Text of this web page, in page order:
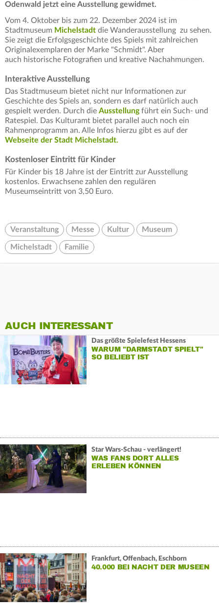
Odenwald jetzt eine Ausstellung gewidmet.
Vom 4. Oktober bis zum 22. Dezember 2024 ist im
Stadtmuseum Michelstadt die Wanderausstellung zu sehen.
Sie zeigt die Erfolgsgeschichte des Spiels mit zahlreichen
Originalexemplaren der Marke "Schmidt". Aber
auch historische Fotografien und kreative Nachahmungen.
Interaktive Ausstellung
Das Stadtmuseum bietet nicht nur Informationen zur
Geschichte des Spiels an, sondern es darf natürlich auch
gespielt werden. Durch die Ausstellungführt ein Such- und
Ratespiel. Das Kulturamt bietet parallel auch noch ein
Rahmenprogramm an. Alle Infos hierzu gibt es auf der
Webseite der Stadt Michelstadt.
Kostenloser Eintritt für Kinder
Für Kinder bis 18 Jahre ist der Eintritt zur Ausstellung
kostenlos. Erwachsene zahlen den regulären
Museumseintritt von 3,50 Euro.
Veranstaltung Messe Kultur Museum
Michelstadt Familie
AUCH INTERESSANT
Das größte Spielefest Hessens
WARUM "DARMSTADT SPIELT"
SO BELIEBT IST
Star Wars-Schau - verlängert!
WAS FANS DORT ALLES
ERLEBEN KÖNNEN
Frankfurt, Offenbach, Eschborn
40.000 BEI NACHT DER MUSEEN